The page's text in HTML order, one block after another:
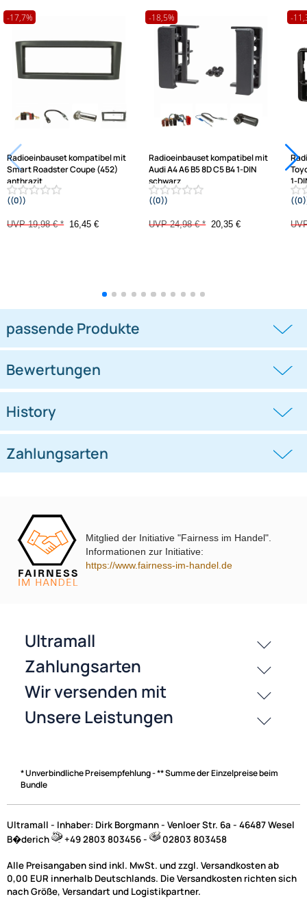
passende Produkte
Ähnliche Produkte anzeigen
Frage zum Artikel stellen
Varianten: Radioeinbauset
-17,7%
Radioeinbauset kompatibel mit
Smart Roadster Coupe (452)
anthrazit
2003-2005
((0))
UVP 19,98 € *16,45 €
-18,5%
Audi A4 A6 B5 8D C5 B4 1-DIN
((0))
passende Produkte
History
Zahlungsarten
Mitglied der Initiative "Fairness im Handel".
Informationen zur Initiative:
https://www.fairness-im-handel.de
* Unverbindliche Preisempfehlung - ** Summe der Einzelpreise beim
Bundle
Ultramall - Inhaber: Dirk Borgmann - Venloer Str. 6a - 46487 Wesel
B�derich
+49 2803 803456 - 02803 803458
Alle Preisangaben sind inkl. MwSt. und zzgl. Versandkosten ab
0,00 EUR innerhalb Deutschlands. Die Versandkosten richten sich
nach Größe, Versandart und Logistikpartner.